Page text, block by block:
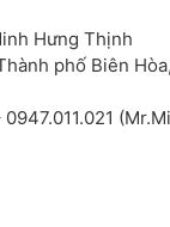
Hưng Thịnh
phố Biên